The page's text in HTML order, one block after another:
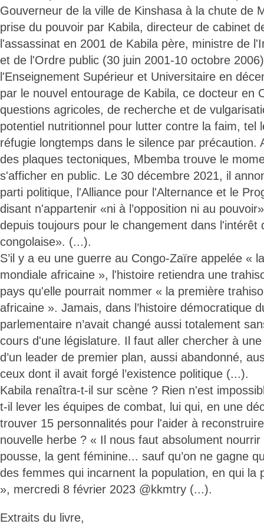
Gouverneur de la ville de Kinshasa à la chute de
prise du pouvoir par Kabila, directeur de cabinet
l'assassinat en 2001 de Kabila père, ministre de
et de l'Ordre public (30 juin 2001-10 octobre
l'Enseignement Supérieur et Universitaire en
par le nouvel entourage de Kabila, ce docteur en
questions agricoles, de recherche et de
potentiel nutritionnel pour lutter contre la faim, tel
réfugie longtemps dans le silence par précaution.
des plaques tectoniques, Mbemba trouve le
s'afficher en public. Le 30 décembre 2021, il
parti politique, l'Alliance pour l'Alternance et le
disant n'appartenir «ni à l’opposition ni au
depuis toujours pour le changement dans l'intérêt
congolaise». (...).
S’il y a eu une guerre au Congo-Zaïre appelée «
mondiale africaine », l'histoire retiendra une
pays qu'elle pourrait nommer « la première
africaine ». Jamais, dans l’histoire démocratique
parlementaire n’avait changé aussi totalement
cours d'une législature. Il faut aller chercher à
d’un leader de premier plan, aussi abandonné,
ceux dont il avait forgé l’existence politique (...).
Kabila renaîtra-t-il sur scène ? Rien n'est
t-il lever les équipes de combat, lui qui, en une
trouver 15 personnalités pour l'aider à
nouvelle herbe ? « Il nous faut absolument
pousse, la gent féminine... sauf qu’on ne gagne
des femmes qui incarnent la population, en qui la
», mercredi 8 février 2023 @kkmtry (...).
Extraits du livre,